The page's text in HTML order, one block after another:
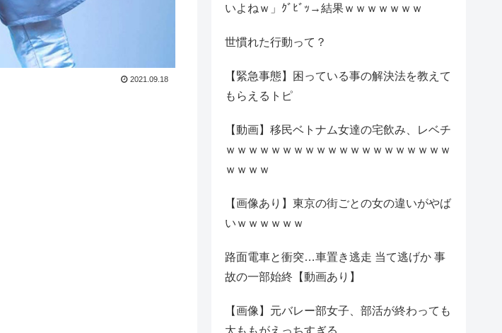
2021.09.18
いよねｗ」ｸﾞﾋﾞｯ→結果ｗｗｗｗｗｗｗ
世慣れた行動って？
【緊急事態】困っている事の解決法を教えて
もらえるトピ
【動画】移民ベトナム女達の宅飲み、レベチ
ｗｗｗｗｗｗｗｗｗｗｗｗｗｗｗｗｗｗｗｗ
ｗｗｗｗ
【画像あり】東京の街ごとの女の違いがやば
いｗｗｗｗｗｗ
路面電車と衝突…車置き逃走 当て逃げか 事
故の一部始終【動画あり】
【画像】元バレー部女子、部活が終わっても
太ももがえっちすぎる